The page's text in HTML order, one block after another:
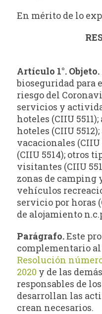
En mérito de lo
Artículo 1°. Objeto.
bioseguridad para
riesgo del
servicios y
hoteles (CIIU
hoteles (CIIU
vacacionales
(CIIU 5514); otros
visitantes (CIIU
zonas de camping
vehículos
servicio por horas
de alojamiento
Parágrafo.Este
complementario
Resolución
2020 y de las
responsables de
desarrollan las
crean necesarios.